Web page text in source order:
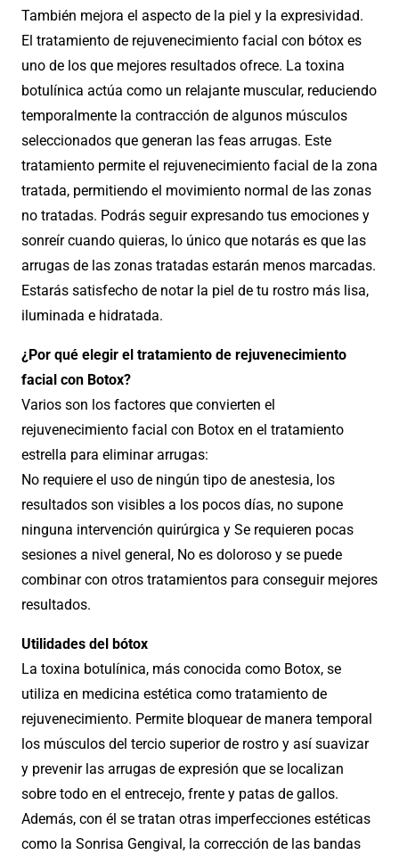
También mejora el aspecto de la piel y la expresividad.
El tratamiento de rejuvenecimiento facial con bótox es
uno de los que mejores resultados ofrece. La toxina
botulínica actúa como un relajante muscular, reduciendo
temporalmente la contracción de algunos músculos
seleccionados que generan las feas arrugas. Este
tratamiento permite el rejuvenecimiento facial de la zona
tratada, permitiendo el movimiento normal de las zonas
no tratadas. Podrás seguir expresando tus emociones y
sonreír cuando quieras, lo único que notarás es que las
arrugas de las zonas tratadas estarán menos marcadas.
Estarás satisfecho de notar la piel de tu rostro más lisa,
iluminada e hidratada.
¿Por qué elegir el tratamiento de rejuvenecimiento
facial con Botox?
Varios son los factores que convierten el
rejuvenecimiento facial con Botox en el tratamiento
estrella para eliminar arrugas:
No requiere el uso de ningún tipo de anestesia, los
resultados son visibles a los pocos días, no supone
ninguna intervención quirúrgica y Se requieren pocas
sesiones a nivel general, No es doloroso y se puede
combinar con otros tratamientos para conseguir mejores
resultados.
Utilidades del bótox
La toxina botulínica, más conocida como Botox, se
utiliza en medicina estética como tratamiento de
rejuvenecimiento. Permite bloquear de manera temporal
los músculos del tercio superior de rostro y así suavizar
y prevenir las arrugas de expresión que se localizan
sobre todo en el entrecejo, frente y patas de gallos.
Además, con él se tratan otras imperfecciones estéticas
como la Sonrisa Gengival, la corrección de las bandas